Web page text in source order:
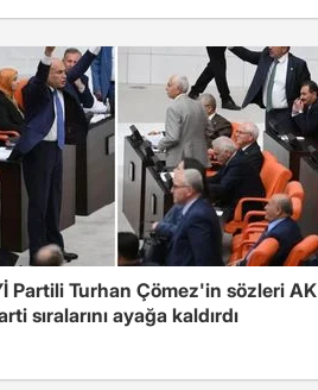
Partili Turhan Çömez'in sözleri AK
sıralarını ayağa kaldırdı